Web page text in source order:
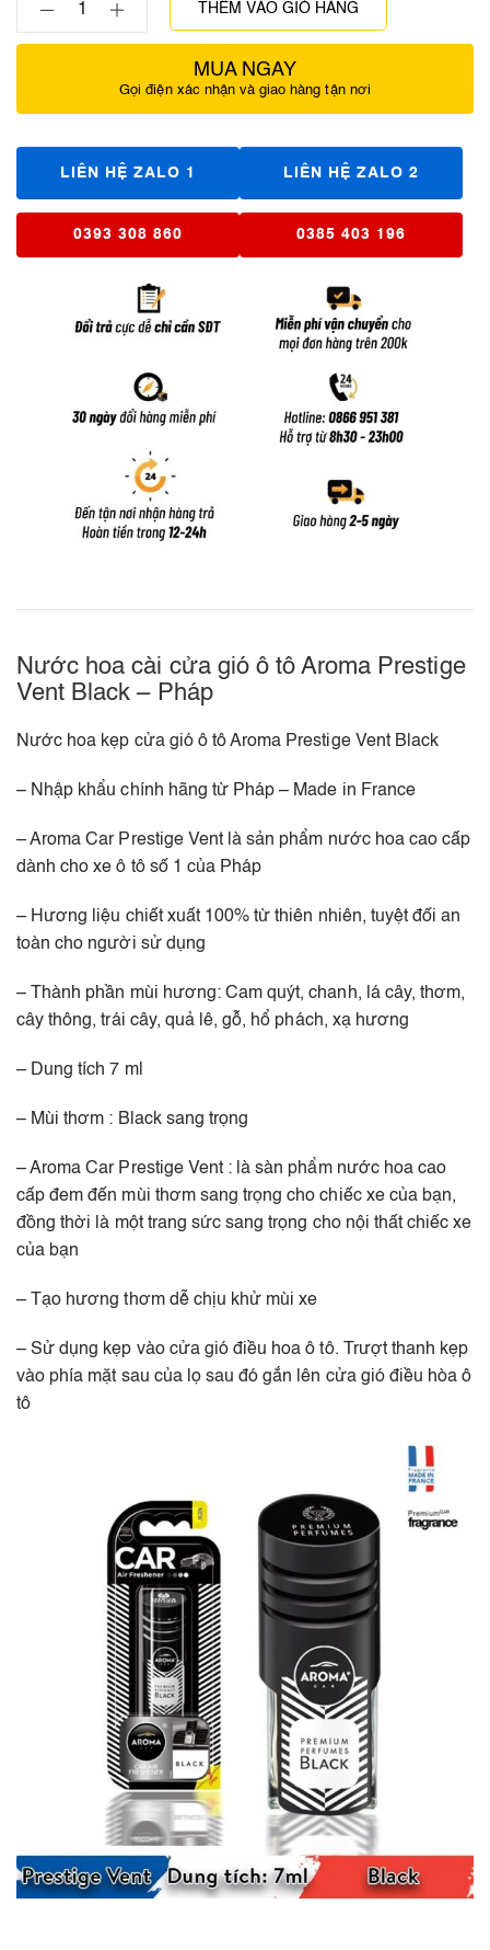
THÊM VÀO GIỎ HÀNG
MUA NGAY
Gọi điện xác nhận và giao hàng tận nơi
LIÊN HỆ ZALO 1 LIÊN HỆ ZALO 2
0393 308 860 0385 403 196
Nước hoa cài cửa gió ô tô Aroma Prestige
Vent Black – Pháp
Nước hoa kẹp cửa gió ô tô Aroma Prestige Vent Black
– Nhập khẩu chính hãng từ Pháp – Made in France
– Aroma Car Prestige Vent là sản phẩm nước hoa cao cấp
dành cho xe ô tô số 1 của Pháp
– Hương liệu chiết xuất 100% từ thiên nhiên, tuyệt đối an
toàn cho người sử dụng
– Thành phần mùi hương: Cam quýt, chanh, lá cây, thơm,
cây thông, trái cây, quả lê, gỗ, hổ phách, xạ hương
– Dung tích 7 ml
– Mùi thơm : Black sang trọng
– Aroma Car Prestige Vent : là sàn phẩm nước hoa cao
cấp đem đến mùi thơm sang trọng cho chiếc xe của bạn,
đồng thời là một trang sức sang trọng cho nội thất chiếc xe
của bạn
– Tạo hương thơm dễ chịu khử mùi xe
– Sử dụng kẹp vào cửa gió điều hoa ô tô. Trượt thanh kẹp
vào phía mặt sau của lọ sau đó gắn lên cửa gió điều hòa ô
tô